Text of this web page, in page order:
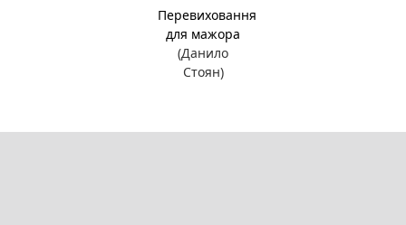
Перевиховання
для мажора
(Данило
Стоян)